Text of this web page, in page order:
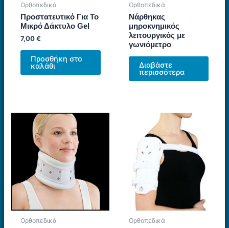
Ορθοπεδικά
Προστατευτικό Για Το
Μικρό Δάκτυλο Gel
7,00€
Προσθήκη στο
καλάθι
Ορθοπεδικά
Νάρθηκας
μηροκνημικός
λειτουργικός με
γωνιόμετρο
Διαβάστε
περισσότερα
Ορθοπεδικά Ορθοπεδικά